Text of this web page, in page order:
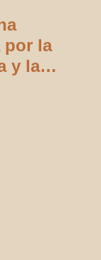
por la
y la